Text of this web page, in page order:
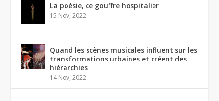
La poésie, ce gouffre hospitalier
15 Nov, 2022
Quand les scènes musicales influent sur les
transformations urbaines et créent des
hiérarchies
14 Nov, 2022